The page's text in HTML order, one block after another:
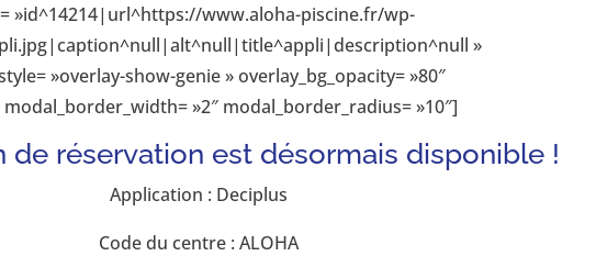
»id^14214|url^https://www.aloha-piscine.fr/wp-
»
»overlay-show-genie » overlay_bg_opacity= »80″
»2″ modal_border_radius= »10″]
de réservation est désormais disponible !
Application : Deciplus
Code du centre : ALOHA